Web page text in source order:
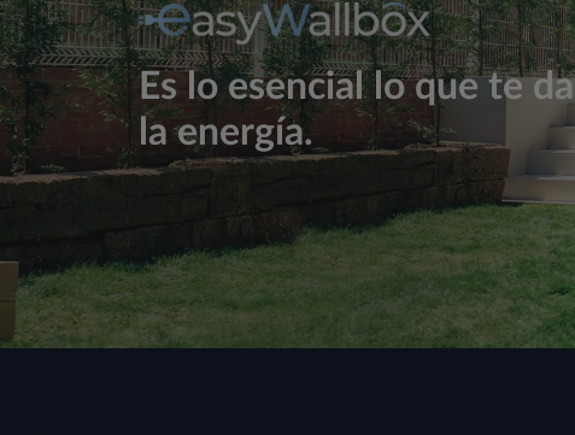
Es lo esencial lo que te da
la energía.